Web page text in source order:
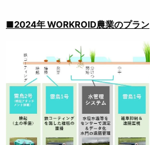
■2024年 WORKROID農業のプラン